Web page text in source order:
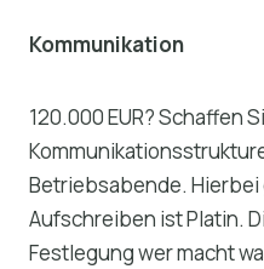
Kommunikation
120.000 EUR? Schaffen
Betriebsabende. Hierbei
Aufschreiben ist Platin.
Festlegung wer macht